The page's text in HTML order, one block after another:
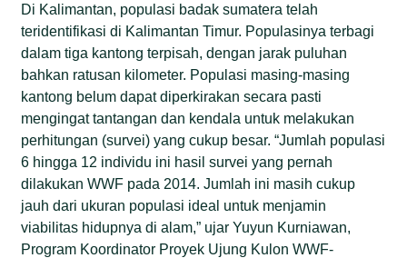
Di Kalimantan, populasi badak sumatera telah
teridentifikasi di Kalimantan Timur. Populasinya terbagi
dalam tiga kantong terpisah, dengan jarak puluhan
bahkan ratusan kilometer. Populasi masing-masing
kantong belum dapat diperkirakan secara pasti
mengingat tantangan dan kendala untuk melakukan
perhitungan (survei) yang cukup besar. “Jumlah populasi
6 hingga 12 individu ini hasil survei yang pernah
dilakukan WWF pada 2014. Jumlah ini masih cukup
jauh dari ukuran populasi ideal untuk menjamin
viabilitas hidupnya di alam,” ujar Yuyun Kurniawan,
Program Koordinator Proyek Ujung Kulon WWF-